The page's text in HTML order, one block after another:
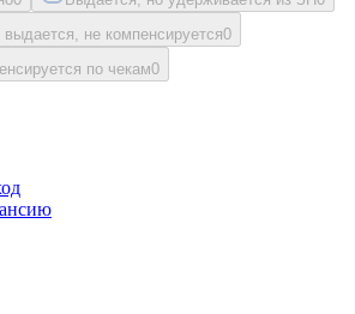
выдается, не компенсируется0
по чекам0